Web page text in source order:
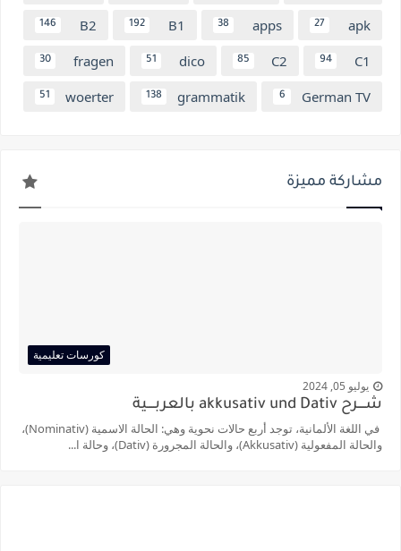
apk
27
apps
38
B1
192
B2
146
C1
94
C2
85
dico
51
fragen
30
German TV
6
grammatik
138
woerter
51
مشاركة مميزة
كورسات تعليمية
يوليو 05, 2024
شــــرح akkusativ und Dativ بالعربــــية
في اللغة الألمانية، توجد أربع حالات نحوية وهي: الحالة الاسمية (Nominativ)،
والحالة المفعولية (Akkusativ)، والحالة المجرورة (Dativ)، وحالة ا...